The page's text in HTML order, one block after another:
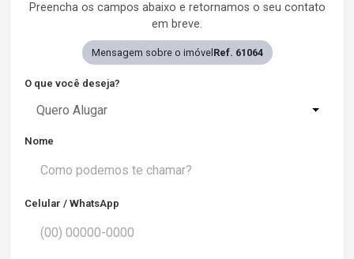
Preencha os campos abaixo e retornamos o seu contato
em breve.
Mensagem sobre o imóvel Ref. 61064
O que você deseja?
Quero Alugar
Nome
Celular / WhatsApp